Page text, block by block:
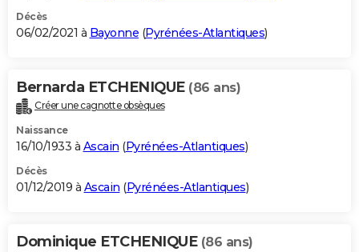
Décès
06/02/2021 à Bayonne (Pyrénées-Atlantiques)
Bernarda ETCHENIQUE (86 ans)
Créer une cagnotte obsèques
Naissance
16/10/1933 à Ascain (Pyrénées-Atlantiques)
Décès
01/12/2019 à Ascain (Pyrénées-Atlantiques)
Dominique ETCHENIQUE (86 ans)